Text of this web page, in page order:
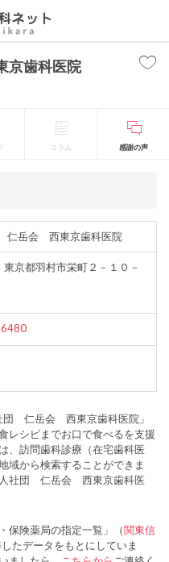
歯科医院
コラム 感謝の声
仁岳会 西東京歯科医院
京都羽村市栄町２－１０－
団 仁岳会 西東京歯科医院」
レシピまでお口で食べるを支援
、訪問歯科診療（在宅歯科医
域から検索することができま
社団 仁岳会 西東京歯科医
保険薬局の指定一覧」（関東信
たデータをもとにしていま